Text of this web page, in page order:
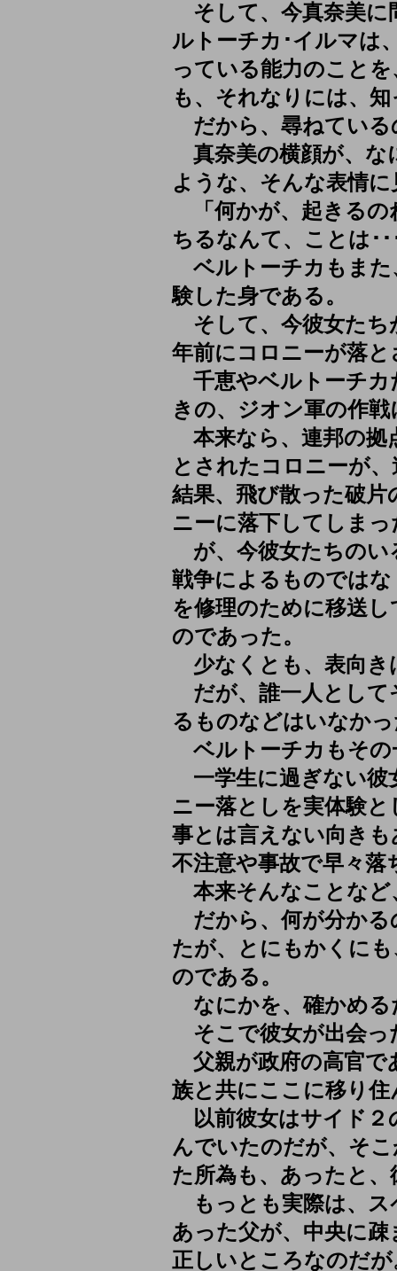
そして、今真奈美に
ルトーチカ･イルマは
っている能力のこと
も、それなりには、
だから、尋ねている
真奈美の横顔が、な
ような、そんな表情
「何かが、起きるの
ちるなんて、ことは･･
ベルトーチカもまた
験した身である。
そして、今彼女たち
年前にコロニーが落
千恵やベルトーチカ
きの、ジオン軍の作
本来なら、連邦の拠
とされたコロニーが
結果、飛び散った破
ニーに落下してしま
が、今彼女たちのい
戦争によるものでは
を修理のために移送
のであった。
少なくとも、表向き
だが、誰一人として
るものなどはいなか
ベルトーチカもその
一学生に過ぎない彼
ニー落としを実体験
事とは言えない向き
不注意や事故で早々
本来そんなことなど
だから、何が分かる
たが、とにもかくに
のである。
なにかを、確かめる
そこで彼女が出会っ
父親が政府の高官で
族と共にここに移り
以前彼女はサイド２
んでいたのだが、そ
た所為も、あったと、
もっとも実際は、ス
あった父が、中央に
正しいところなのだが